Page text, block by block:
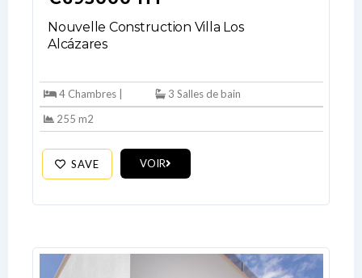
Nouvelle Construction Villa Los
Alcázares
4 Chambres |
3 Salles de bain
255 m2
SAVE VOIR
Don't have an account?
Username
Password
LOGIN
No apps configured. Please contact